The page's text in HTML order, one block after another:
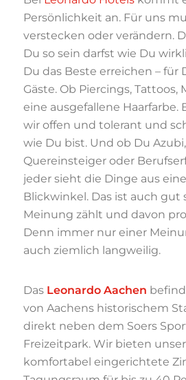
Persönlichkeit an. Für uns
verstecken oder verändern.
Du so sein darfst wie Du
Du das Beste erreichen – für
Gäste. Ob Piercings, Tattoos,
eine ausgefallene Haarfarbe.
wir offen und tolerant und
wie Du bist. Und ob Du
Quereinsteiger oder
jeder sieht die Dinge aus
Blickwinkel. Das ist auch gut
Meinung zählt und davon
Denn immer nur einer
auch ziemlich langweilig.
Das Leonardo Aachen
von Aachens historischem
direkt neben dem Soers
Freizeitpark. Wir bieten
komfortabel eingerichtete